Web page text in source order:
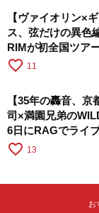
【ヴァイオリン×
ス、弦だけの異色
RIMが初全国ツア
RAGへ
favorite_border 11
【35年の轟音、京
司×満園兄弟の
6日にRAGでライ
favorite_border 13
お